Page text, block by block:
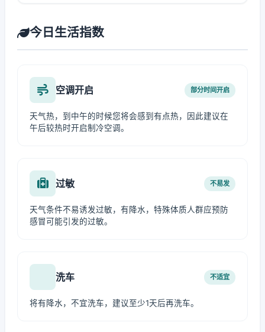
今日生活指数
空调开启 部分时间开启
天气热，到中午的时候您将会感到有点热，因此建议在
午后较热时开启制冷空调。
过敏 不易发
天气条件不易诱发过敏，有降水，特殊体质人群应预防
感冒可能引发的过敏。
洗车 不适宜
将有降水，不宜洗车，建议至少1天后再洗车。